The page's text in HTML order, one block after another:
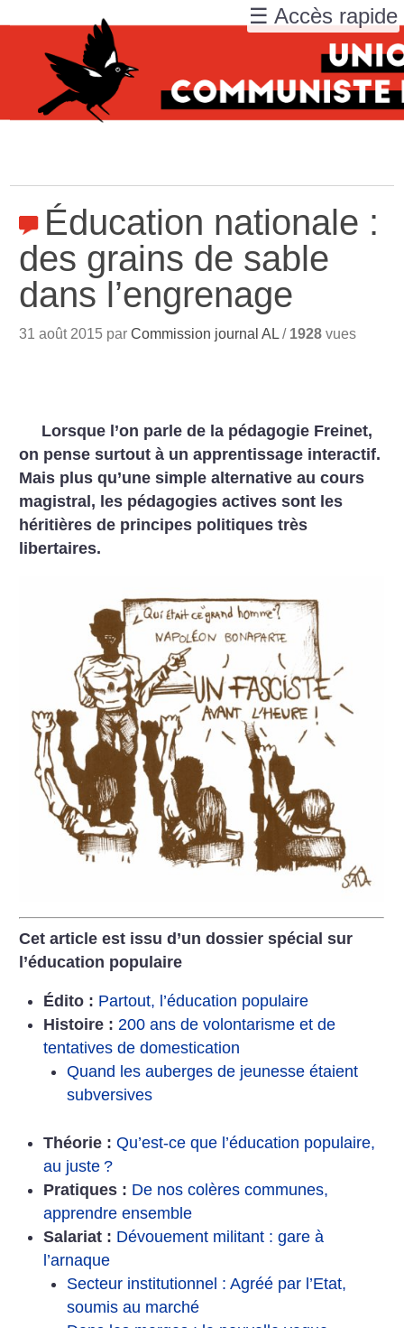
Éducation nationale :
des grains de sable
dans l’engrenage
31 août 2015 parCommission journal AL / 1928 vues
Lorsque l’on parle de la pédagogie Freinet,
on pense surtout à un apprentissage interactif.
Mais plus qu’une simple alternative au cours
magistral, les pédagogies actives sont les
héritières de principes politiques très
libertaires.
Cet article est issu d’un dossier spécial sur
l’éducation populaire
Édito : Partout, l’éducation populaire
Histoire : 200 ans de volontarisme et de
tentatives de domestication
Quand les auberges de jeunesse étaient
subversives
Théorie : Qu’est-ce que l’éducation populaire,
au juste ?
Pratiques : De nos colères communes,
apprendre ensemble
Salariat : Dévouement militant : gare à
l’arnaque
Secteur institutionnel : Agréé par l’Etat,
soumis au marché
☰ Accès rapide